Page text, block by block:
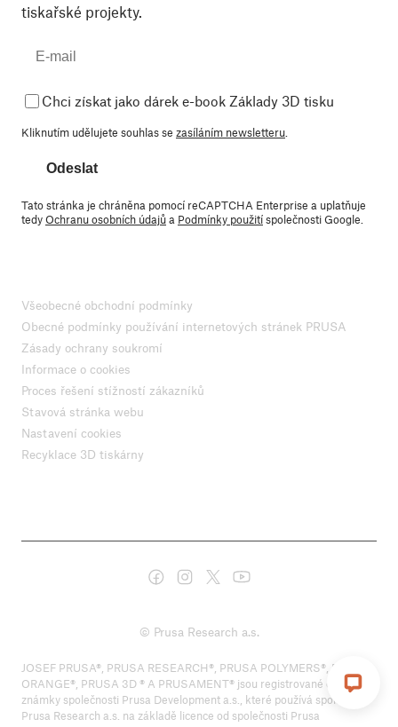
tiskařské projekty.
Chci získat jako dárek e-book Základy 3D tisku
Kliknutím udělujete souhlas se zasíláním newsletteru
Odeslat
Tato stránka je chráněna pomocí reCAPTCHA Enterprise a uplatňuje
tedyOchranu osobních údajůa Podmínky použitíspolečnosti Google.
Všeobecné obchodní podmínky
Obecné podmínky používání internetových stránek PRUSA
Zásady ochrany soukromí
Informace o cookies
Proces řešení stížností zákazníků
Stavová stránka webu
Nastavení cookies
Recyklace 3D tiskárny
© Prusa Research a.s.
JOSEF PRUSA®, PRUSA RESEARCH®, PRUSA POLYMERS®, PRUSA
ORANGE®, PRUSA 3D ® A PRUSAMENT® jsou registrované ochranné
známky společnosti Prusa Development a.s., které používá společnost
Prusa Research a.s. na základě licence od společnosti Prusa